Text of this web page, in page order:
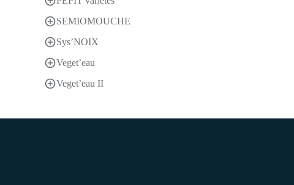
SEMIOMOUCHE
Sys’NOIX
Veget’eau
Veget’eau II